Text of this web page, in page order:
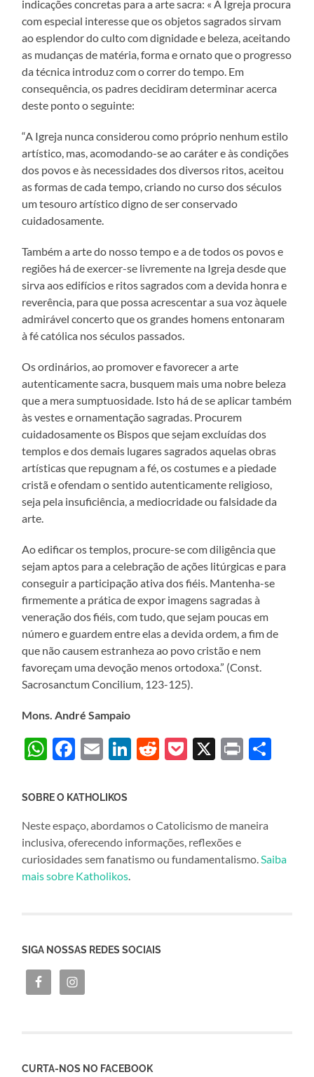
indicações concretas para a arte sacra: « A Igreja procura
com especial interesse que os objetos sagrados sirvam
ao esplendor do culto com dignidade e beleza, aceitando
as mudanças de matéria, forma e ornato que o progresso
da técnica introduz com o correr do tempo. Em
consequência, os padres decidiram determinar acerca
deste ponto o seguinte:
“A Igreja nunca considerou como próprio nenhum estilo
artístico, mas, acomodando-se ao caráter e às condições
dos povos e às necessidades dos diversos ritos, aceitou
as formas de cada tempo, criando no curso dos séculos
um tesouro artístico digno de ser conservado
cuidadosamente.
Também a arte do nosso tempo e a de todos os povos e
regiões há de exercer-se livremente na Igreja desde que
sirva aos edifícios e ritos sagrados com a devida honra e
reverência, para que possa acrescentar a sua voz àquele
admirável concerto que os grandes homens entonaram
à fé católica nos séculos passados.
Os ordinários, ao promover e favorecer a arte
autenticamente sacra, busquem mais uma nobre beleza
que a mera sumptuosidade. Isto há de se aplicar também
às vestes e ornamentação sagradas. Procurem
cuidadosamente os Bispos que sejam excluídas dos
templos e dos demais lugares sagrados aquelas obras
artísticas que repugnam a fé, os costumes e a piedade
cristã e ofendam o sentido autenticamente religioso,
seja pela insuficiência, a mediocridade ou falsidade da
arte.
Ao edificar os templos, procure-se com diligência que
sejam aptos para a celebração de ações litúrgicas e para
conseguir a participação ativa dos fiéis. Mantenha-se
firmemente a prática de expor imagens sagradas à
veneração dos fiéis, com tudo, que sejam poucas em
número e guardem entre elas a devida ordem, a fim de
que não causem estranheza ao povo cristão e nem
favoreçam uma devoção menos ortodoxa.” (Const.
Sacrosanctum Concilium, 123-125).
Mons. André Sampaio
WhatsApp
Facebook
EmailLinkedIn
Reddit
Pocket
X Print
SOBRE O KATHOLIKOS
Neste espaço, abordamos o Catolicismo de maneira
inclusiva, oferecendo informações, reflexões e
curiosidades sem fanatismo ou fundamentalismo. Saiba
mais sobre Katholikos
SIGA NOSSAS REDES SOCIAIS
CURTA-NOS NO FACEBOOK